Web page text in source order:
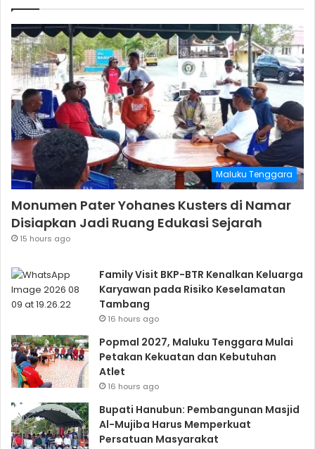
Maluku Tenggara
Monumen Pater Yohanes Kusters di Namar
Disiapkan Jadi Ruang Edukasi Sejarah
15 hours ago
Family Visit BKP-BTR Kenalkan Keluarga
Karyawan pada Risiko Keselamatan
Tambang
16 hours ago
Popmal 2027, Maluku Tenggara Mulai
Petakan Kekuatan dan Kebutuhan
Atlet
16 hours ago
Bupati Hanubun: Pembangunan Masjid
Al-Mujiba Harus Memperkuat
Persatuan Masyarakat